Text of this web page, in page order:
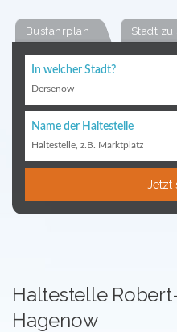
Busfahrplan Stadt zu
In welcher Stadt?
Dersenow
Name der Haltestelle
Haltestelle, z.B. Marktplatz
Jetzt
Haltestelle
Hagenow